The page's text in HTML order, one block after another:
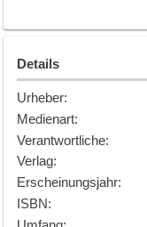
Details
Urheber:
Medienart:
Verantwortliche:
Verlag:
Erscheinungsjahr:
ISBN: